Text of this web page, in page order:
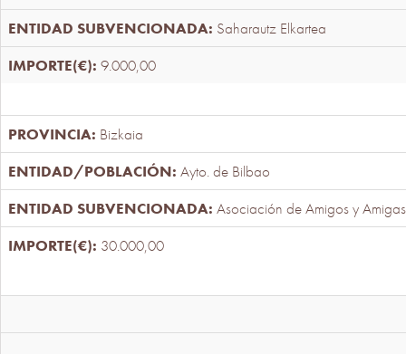
Saharautz Elkartea
9.000,00
Bizkaia
Ayto. de Bilbao
Asociación de Amigos y
30.000,00